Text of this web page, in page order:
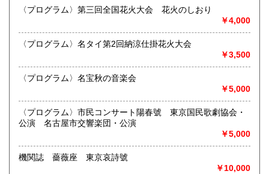
す。
御整理・御売却はお気軽に当店にご相談ください。
お電話、メール等でご連絡次第、即日に参上いたします。古
書買い取り、古本買い取り、大量大歓迎です。
特に古いもの全般(和本、古文書、紙物チラシ、郷土資料、地
図、宗教、芸能、美術、文学、雑誌等)に力を入れておりま
す。
又書画骨董品も別部門で取り扱いしておりますので引越し増
愛知県・岐阜県を中心に近県の方、日時打ち合わせの後、ご
訪問し、見積もり・買入をさせていただきます。
まずはお気軽にご連絡ください。
お品物を送料着払いでお送りいただければ、即日に評価しご
連絡ご送金いたします。
〈プログラム〉第三回全国花火大会 花火のしおり
￥4,000
〈プログラム〉名タイ第2回納涼仕掛花火大会
￥3,500
〈プログラム〉名宝秋の音楽会
￥5,000
〈プログラム〉市民コンサート陽春號 東京国民歌劇協会・
公演 名古屋市交響楽団・公演
￥5,000
機関誌 薔薇座 東京哀詩號
￥10,000